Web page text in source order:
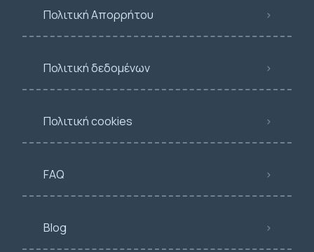
Πολιτική Απορρήτου
Πολιτική δεδομένων
Πολιτική cookies
FAQ
Blog